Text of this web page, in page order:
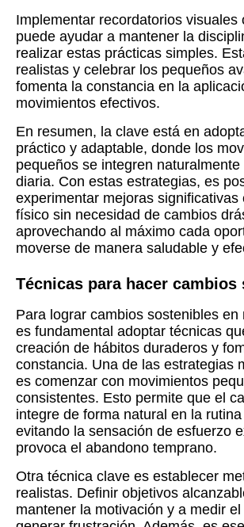
Implementar recordatorios visuales
puede ayudar a mantener la
realizar estas prácticas simples.
realistas y celebrar los pequeños
fomenta la constancia en la
movimientos efectivos.
En resumen, la clave está en
práctico y adaptable, donde los
pequeños se integren
diaria. Con estas estrategias, es
experimentar mejoras significativas
físico sin necesidad de cambios
aprovechando al máximo cada
moverse de manera saludable y
Técnicas para hacer cambios
Para lograr cambios sostenibles en
es fundamental adoptar técnicas
creación de hábitos duraderos y
constancia. Una de las estrategias
es comenzar con movimientos
consistentes. Esto permite que el
integre de forma natural en la
evitando la sensación de esfuerzo
provoca el abandono temprano.
Otra técnica clave es establecer
realistas. Definir objetivos
mantener la motivación y a medir